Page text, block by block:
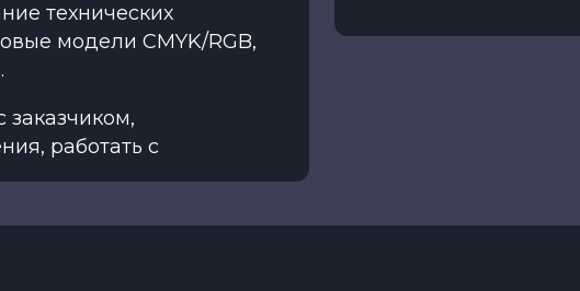
технических
модели CMYK/RGB,
заказчиком,
работать с